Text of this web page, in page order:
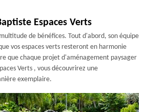
Espaces Verts
de bénéfices. Tout d'abord, son équipe
vos espaces verts resteront en harmonie
que chaque projet d'aménagement paysager
Verts , vous découvrirez une
exemplaire.